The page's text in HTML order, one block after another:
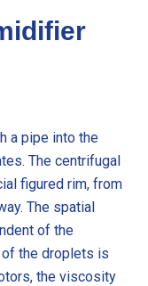
a pipe into the
The centrifugal
figured rim, from
The spatial
of the
the droplets is
the viscosity